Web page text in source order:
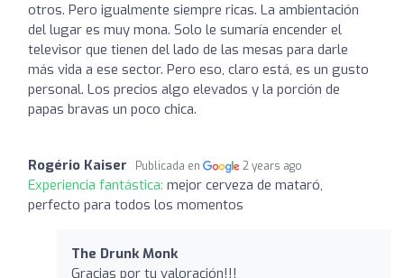
otros. Pero igualmente siempre ricas. La ambientación
del lugar es muy mona. Solo le sumaría encender el
televisor que tienen del lado de las mesas para darle
más vida a ese sector. Pero eso, claro está, es un gusto
personal. Los precios algo elevados y la porción de
papas bravas un poco chica.
Rogério Kaiser Publicada en 2 years ago
Experiencia fantástica: mejor cerveza de mataró,
perfecto para todos los momentos
The Drunk Monk
Gracias por tu valoración!!!